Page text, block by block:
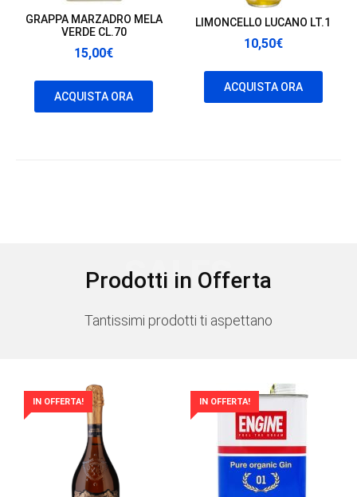
GRAPPA MARZADRO MELA
VERDE CL.70
15,00€
ACQUISTA ORA
LIMONCELLO LUCANO LT.1
10,50€
ACQUISTA ORA
Prodotti in Offerta
SALES
Tantissimi prodotti ti aspettano
IN OFFERTA! IN OFFERTA!